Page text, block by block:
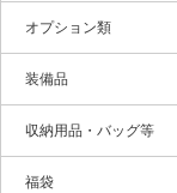
オプション類
装備品
収納用品・バッグ等
福袋